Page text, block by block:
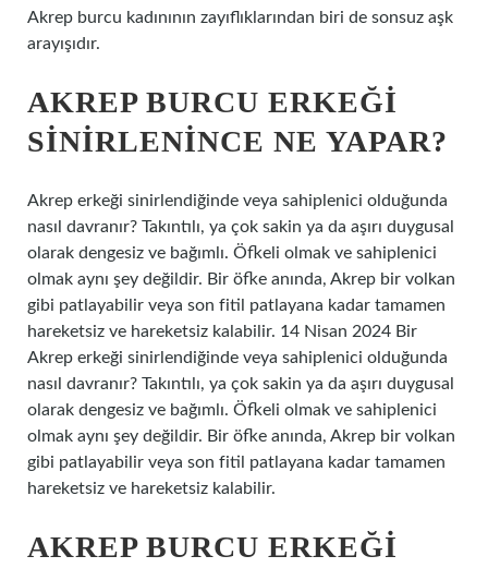
Akrep burcu kadınının zayıflıklarından biri de sonsuz aşk
arayışıdır.
AKREP BURCU ERKEĞI
SINIRLENINCE NE YAPAR?
Akrep erkeği sinirlendiğinde veya sahiplenici olduğunda
nasıl davranır? Takıntılı, ya çok sakin ya da aşırı duygusal
olarak dengesiz ve bağımlı. Öfkeli olmak ve sahiplenici
olmak aynı şey değildir. Bir öfke anında, Akrep bir volkan
gibi patlayabilir veya son fitil patlayana kadar tamamen
hareketsiz ve hareketsiz kalabilir. 14 Nisan 2024 Bir
Akrep erkeği sinirlendiğinde veya sahiplenici olduğunda
nasıl davranır? Takıntılı, ya çok sakin ya da aşırı duygusal
olarak dengesiz ve bağımlı. Öfkeli olmak ve sahiplenici
olmak aynı şey değildir. Bir öfke anında, Akrep bir volkan
gibi patlayabilir veya son fitil patlayana kadar tamamen
hareketsiz ve hareketsiz kalabilir.
AKREP BURCU ERKEĞI